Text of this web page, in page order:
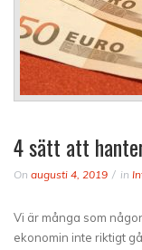
4 sätt att
On augusti 4, 2019 in
Vi är många som
ekonomin inte riktigt